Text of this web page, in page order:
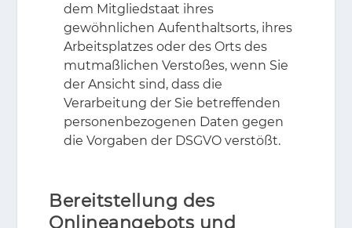
dem Mitgliedstaat ihres
gewöhnlichen Aufenthaltsorts, ihres
Arbeitsplatzes oder des Orts des
mutmaßlichen Verstoßes, wenn Sie
der Ansicht sind, dass die
Verarbeitung der Sie betreffenden
personenbezogenen Daten gegen
die Vorgaben der DSGVO verstößt.
Bereitstellung des
Onlineangebots und